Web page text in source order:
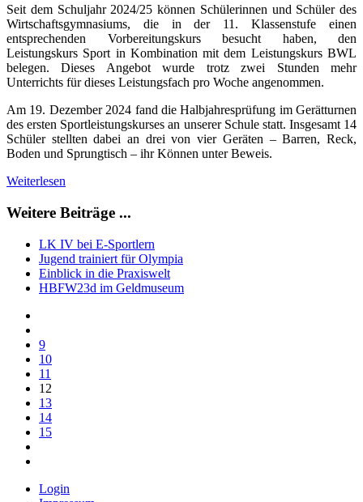
Seit dem Schuljahr 2024/25 können Schülerinnen und Schüler des
Wirtschaftsgymnasiums, die in der 11. Klassenstufe einen
entsprechenden Vorbereitungskurs besucht haben, den
Leistungskurs Sport in Kombination mit dem Leistungskurs BWL
belegen. Dieses Angebot wurde trotz zwei Stunden mehr
Unterrichts für dieses Leistungsfach pro Woche angenommen.
Am 19. Dezember 2024 fand die Halbjahresprüfung im Gerätturnen
des ersten Sportleistungskurses an unserer Schule statt. Insgesamt 14
Schüler stellten dabei an drei von vier Geräten – Barren, Reck,
Boden und Sprungtisch – ihr Können unter Beweis.
Weiterlesen
Weitere Beiträge ...
LK IV bei E-Sportlern
Jugend trainiert für Olympia
Einblick in die Praxiswelt
HBFW23d im Geldmuseum
9
10
11
12
13
14
15
Login